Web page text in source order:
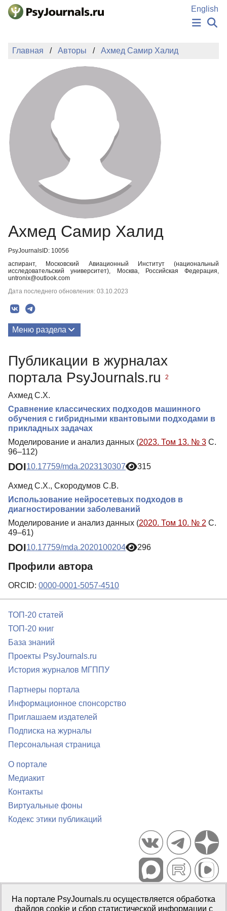
Перейти к основному содержанию
English
НОВОСТИ
АВТОРЫ
ПОДАТЬ РУКОПИСЬ
БАЗА ЗНАНИЙ
КЛЮЧЕВЫЕ СЛОВА
Регистрация
Главная Авторы Ахмед Самир Халид
Ахмед Самир Халид
PsyJournalsID: 10056
аспирант, Московский Авиационный Институт (национальный
исследовательский университет), Москва, Российская Федерация,
untronix@outlook.com
Дата последнего обновления: 03.10.2023
Меню раздела
Публикации в журналах
портала PsyJournals.ru
2
Ахмед С.Х.
Сравнение классических подходов машинного
обучения с гибридными квантовыми подходами в
прикладных задачах
Моделирование и анализ данных (2023. Том 13. № 3 С.
96–112)
DOI10.17759/mda.2023130307 315
Ахмед С.Х., Скородумов С.В.
Использование нейросетевых подходов в
диагностировании заболеваний
Моделирование и анализ данных (2020. Том 10. № 2 С.
49–61)
DOI10.17759/mda.2020100204 296
Профили автора
ORCID: 0000-0001-5057-4510
ТОП-20 статей
ТОП-20 книг
База знаний
Проекты PsyJournals.ru
История журналов МГППУ
Партнеры портала
Информационное спонсорство
Приглашаем издателей
Подписка на журналы
Персональная страница
О портале
Медиакит
Контакты
Виртуальные фоны
Кодекс этики публикаций
Портал психологических изданий PsyJournals.ru, 2007–2026
Правила использования материалов
На портале PsyJournals.ru осуществляется обработка
файлов cookie и сбор статистической информации с